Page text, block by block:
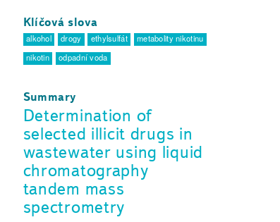
Klíčová slova
alkohol drogy ethylsulfát
metabolity nikotinu
nikotin
odpadní voda
Summary
Determination of
selected illicit drugs in
wastewater using liquid
chromatography
tandem mass
spectrometry